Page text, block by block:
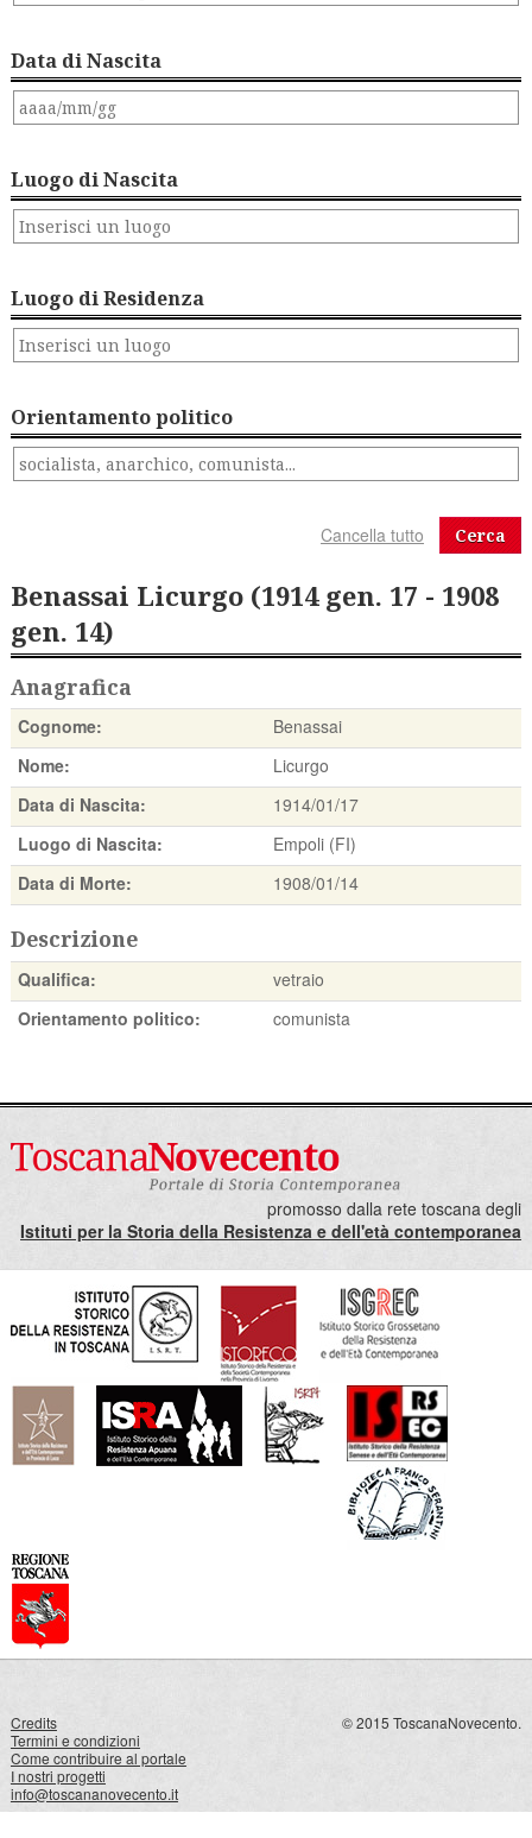
Data di Nascita
Luogo di Nascita
Luogo di Residenza
Orientamento politico
Cerca
Benassai Licurgo (1914 gen. 17 - 1908
gen. 14)
Anagrafica
Cognome:
Benassai
Nome:
Licurgo
Data di Nascita:
1914/01/17
Luogo di Nascita:
Empoli (FI)
Data di Morte:
1908/01/14
Descrizione
Qualifica:
vetraio
Orientamento politico:
comunista
promosso dalla rete toscana degli
Istituti per la Storia della Resistenza e dell'età contemporanea
Credits
Termini e condizioni
Come contribuire al portale
I nostri progetti
info@toscananovecento.it
© 2015 ToscanaNovecento.